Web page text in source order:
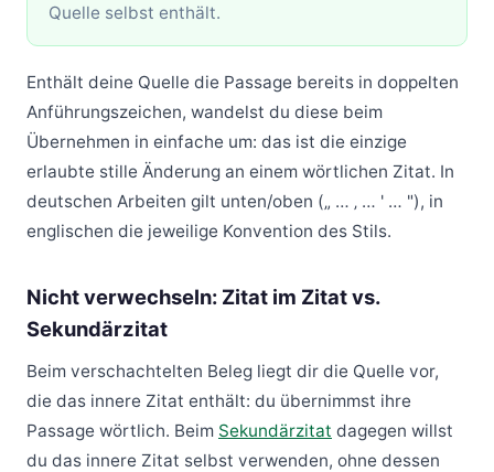
Quelle selbst enthält.
Enthält deine Quelle die Passage bereits in doppelten
Anführungszeichen, wandelst du diese beim
Übernehmen in einfache um: das ist die einzige
erlaubte stille Änderung an einem wörtlichen Zitat. In
deutschen Arbeiten gilt unten/oben („ … ‚ … ' … "), in
englischen die jeweilige Konvention des Stils.
Nicht verwechseln: Zitat im Zitat vs.
Sekundärzitat
Beim verschachtelten Beleg liegt dir die Quelle vor,
die das innere Zitat enthält: du übernimmst ihre
Passage wörtlich. Beim Sekundärzitat dagegen willst
du das innere Zitat selbst verwenden, ohne dessen